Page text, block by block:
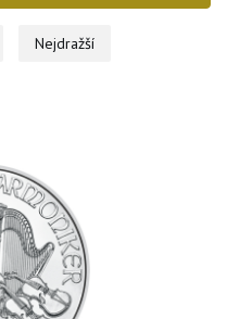
o relativním
jeho ceně vůči zlatu.
Nejdražší